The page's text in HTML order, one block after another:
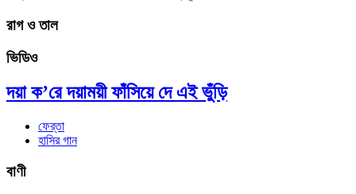
রাগ ও তাল
ভিডিও
দয়া ক’রে দয়াময়ী ফাঁসিয়ে দে এই ভুঁড়ি
ফের্‌তা
হাসির গান
বাণী